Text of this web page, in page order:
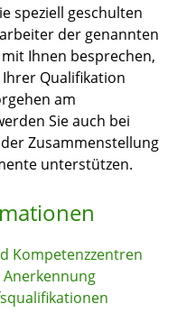
speziell geschulten
der genannten
Ihnen besprechen,
Qualifikation
am
Sie auch bei
Zusammenstellung
unterstützen.
Kompetenzzentren